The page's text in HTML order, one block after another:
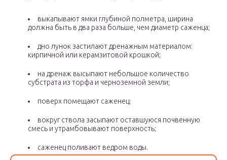
выкапывают ямки глубиной полметра, ширина
должна быть в два раза больше, чем диаметр саженца;
дно лунок застилают дренажным материалом:
кирпичной или керамзитовой крошкой;
на дренаж высыпают небольшое количество
субстрата из торфа и черноземной земли;
поверх помещают саженец;
вокруг ствола засыпают оставшуюся почвенную
смесь и утрамбовывают поверхность;
саженец поливают ведром воды.